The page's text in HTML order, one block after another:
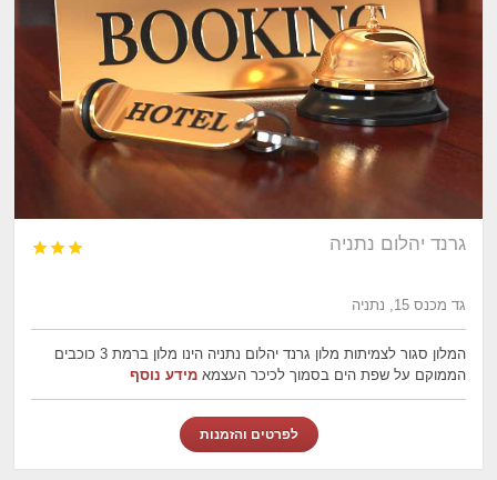
גרנד יהלום נתניה 


גד מכנס 15, נתניה
המלון סגור לצמיתות מלון גרנד יהלום נתניה הינו מלון ברמת 3 כוכבים
הממוקם על שפת הים בסמוך לכיכר העצמאמידע נוסף
לפרטים והזמנות